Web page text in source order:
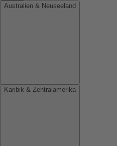
Australien & Neuseeland
Karibik & Zentralamerika